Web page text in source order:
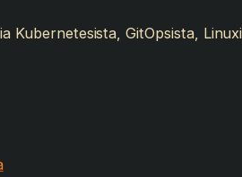
Kubernetesista, GitOpsista,